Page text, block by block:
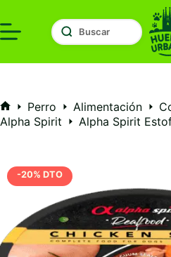
al
contenido
Inicio
Perro Alimentación
Alpha Spirit
Alpha Spirit
-20% DTO